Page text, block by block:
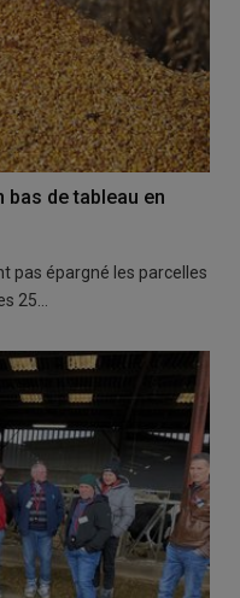
bas de tableau en
pas épargné les parcelles
25…